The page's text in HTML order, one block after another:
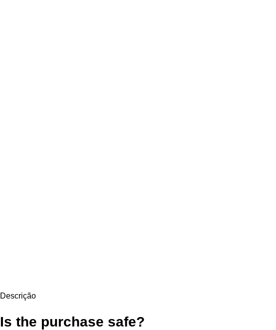
Descrição
Is the purchase safe?